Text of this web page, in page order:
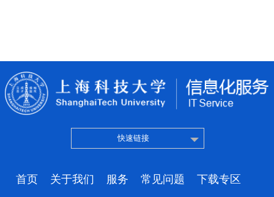
快速链接
首页 关于我们 服务 常见问题 下载专区